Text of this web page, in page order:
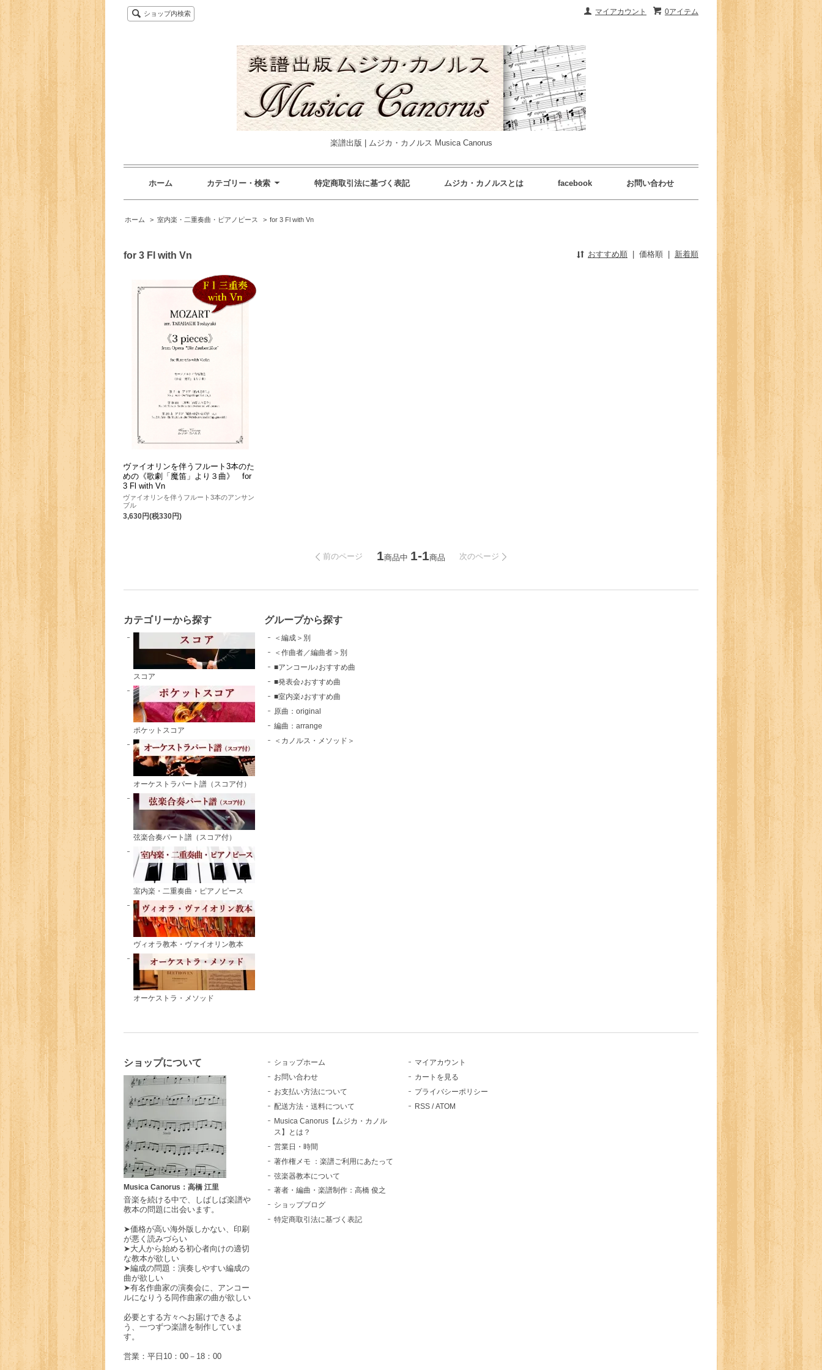
0アイテム
マイアカウント
ショップ内検索
楽譜出版 | ムジカ・カノルス Musica Canorus
ホーム カテゴリー・検索 特定商取引法に基づく表記 ムジカ・カノルスとは facebook お問い合わせ
ホーム > 室内楽・二重奏曲・ピアノピース > for 3 Fl with Vn
for 3 Fl with Vn おすすめ順 | 価格順 | 新着順
ヴァイオリンを伴うフルート3本のた
めの《歌劇「魔笛」より３曲》 for
3 Fl with Vn
ヴァイオリンを伴うフルート3本のアンサン
ブル
3,630円(税330円)
前のページ 1商品中 1-1商品 次のページ
カテゴリーから探す
スコア
ポケットスコア
オーケストラパート譜（スコア付）
弦楽合奏パート譜（スコア付）
室内楽・二重奏曲・ピアノピース
ヴィオラ教本・ヴァイオリン教本
オーケストラ・メソッド
グループから探す
＜編成＞別
＜作曲者／編曲者＞別
■アンコール♪おすすめ曲
■発表会♪おすすめ曲
■室内楽♪おすすめ曲
原曲：original
編曲：arrange
＜カノルス・メソッド＞
ショップについて
Musica Canorus：高橋 江里
音楽を続ける中で、しばしば楽譜や
教本の問題に出会います。
➤価格が高い海外版しかない、印刷
が悪く読みづらい
➤大人から始める初心者向けの適切
な教本が欲しい
➤編成の問題：演奏しやすい編成の
曲が欲しい
➤有名作曲家の演奏会に、アンコー
ルになりうる同作曲家の曲が欲しい
必要とする方々へお届けできるよ
う、一つずつ楽譜を制作していま
す。
営業：平日10：00－18：00
ショップホーム
お問い合わせ
お支払い方法について
配送方法・送料について
Musica Canorus【ムジカ・カノル
ス】とは？
営業日・時間
著作権メモ ：楽譜ご利用にあたって
弦楽器教本について
著者・編曲・楽譜制作：高橋 俊之
ショップブログ
特定商取引法に基づく表記
マイアカウント
カートを見る
プライバシーポリシー
RSS /ATOM